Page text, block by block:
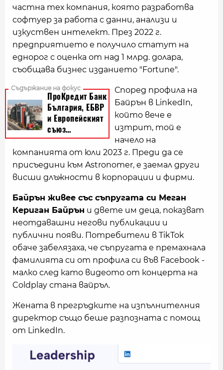
частна тех компания, която разработва
софтуер за работа с данни, анализи и
изкуствен интелект. През 2022 г.
предприятието е получило статут на
еднорог с оценка от над 1 млрд. долара,
съобщава бизнес изданието "Fortune".
Според профила на
Байрън в LinkedIn,
който вече е
изтрит, той е
начело на
компанията от юли 2023 г. Преди да се
присъедини към Astronomer, е заемал други
висши длъжности в корпорации и фирми.
Байрън живее със съпругата си Меган
Кериган Байрън и двете им деца, показват
неотдавашни негови публикации и
публични появи. Потребители в TikTok
обаче забелязаха, че съпругата е премахнала
фамилията си от профила си във Facebook -
малко след като видеото от концерта на
Coldplay стана вайръл.
Жената в прегръдките на изпълнителния
директор също беше разпозната с помощ
от LinkedIn.